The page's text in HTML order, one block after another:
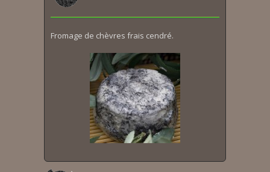
Fromage de chèvres frais cendré.